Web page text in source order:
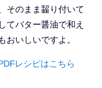
そのまま齧り付いて
てバター醤油で和え
おいしいですよ。
レシピはこちら